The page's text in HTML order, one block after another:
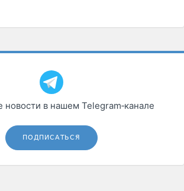
новости в нашем Telegram‑канале
ПОДПИСАТЬСЯ